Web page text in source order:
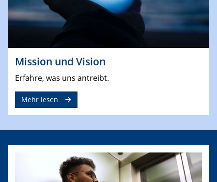
Mission und Vision
Erfahre, was uns antreibt.
Mehr lesen